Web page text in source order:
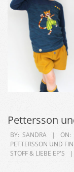
Pettersson
2020-
07-
BY: SANDRA ON:
PETTERSSON UND
STOFF & LIEBE EP'S